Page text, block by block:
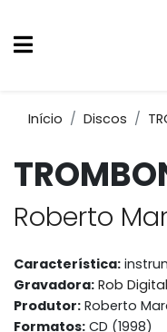
Início Discos
Roberto
Característica:
Gravadora: Rob Digital
Produtor: Roberto
Formatos: CD (1998)